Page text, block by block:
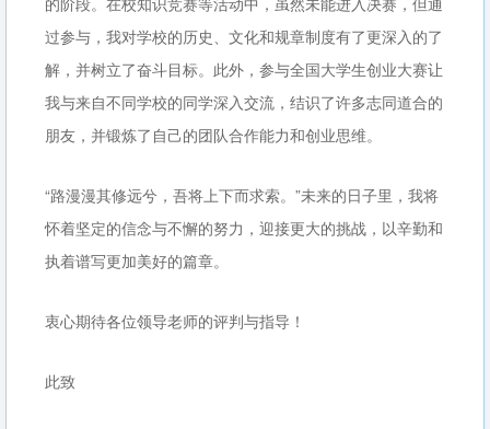
过参与，我对学校的历史、文化和规章制度有了更深入的了
解，并树立了奋斗目标。此外，参与全国大学生创业大赛让
我与来自不同学校的同学深入交流，结识了许多志同道合的
朋友，并锻炼了自己的团队合作能力和创业思维。
“路漫漫其修远兮，吾将上下而求索。”未来的日子里，我将
怀着坚定的信念与不懈的努力，迎接更大的挑战，以辛勤和
执着谱写更加美好的篇章。
衷心期待各位领导老师的评判与指导！
此致